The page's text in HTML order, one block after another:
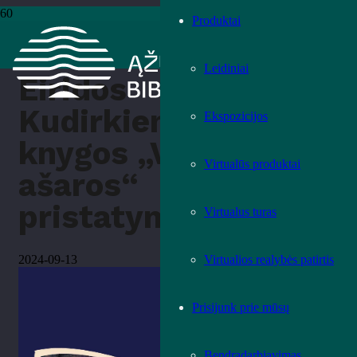
Produktai
Leidiniai
Ekspozicijos
Virtualūs produktai
Virtualus turas
Virtualios realybės patirtis
Prisijunk prie mūsų
Eiridos Kudirkienės knygos „Vilkės ašaros“
pristatymas
Eiridos
Kudirkienės
knygos „Vilkės
ašaros“
pristatymas
2024-09-13